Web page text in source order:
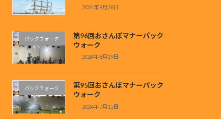
2024年9月28日
パックウォーク
第96回おさんぽマナーパック
ウォーク
2024年8月19日
パックウォーク
第95回おさんぽマナーパック
ウォーク
2024年7月15日